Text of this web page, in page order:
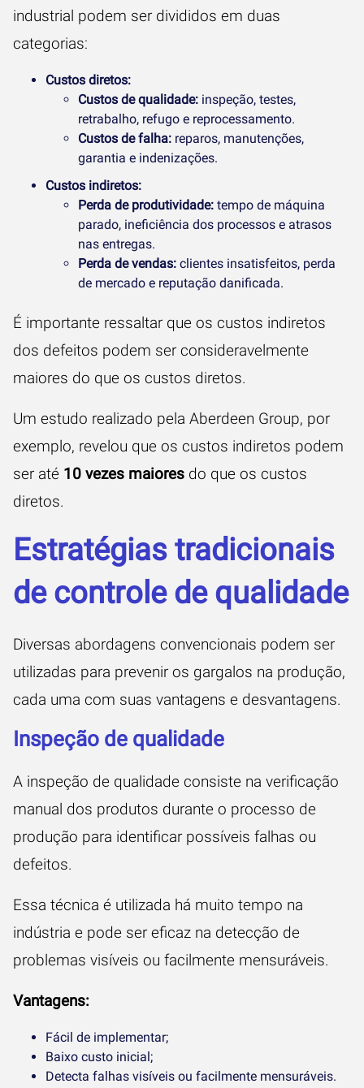
industrial podem ser divididos em duas
categorias:
Custos diretos:
Custos de qualidade: inspeção, testes,
retrabalho, refugo e reprocessamento.
Custos de falha: reparos, manutenções,
garantia e indenizações.
Custos indiretos:
Perda de produtividade: tempo de máquina
parado, ineficiência dos processos e atrasos
nas entregas.
Perda de vendas: clientes insatisfeitos, perda
de mercado e reputação danificada.
É importante ressaltar que os custos indiretos
dos defeitos podem ser consideravelmente
maiores do que os custos diretos.
Um estudo realizado pela Aberdeen Group, por
exemplo, revelou que os custos indiretos podem
ser até 10 vezes maiores do que os custos
diretos.
Estratégias tradicionais
de controle de qualidade
Diversas abordagens convencionais podem ser
utilizadas para prevenir os gargalos na produção,
cada uma com suas vantagens e desvantagens.
Inspeção de qualidade
A inspeção de qualidade consiste na verificação
manual dos produtos durante o processo de
produção para identificar possíveis falhas ou
defeitos.
Essa técnica é utilizada há muito tempo na
indústria e pode ser eficaz na detecção de
problemas visíveis ou facilmente mensuráveis.
Vantagens:
Fácil de implementar;
Baixo custo inicial;
Detecta falhas visíveis ou facilmente mensuráveis.